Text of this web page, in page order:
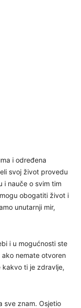
i određena
svoj život provedu
i nauče o svim tim
obogatiti život i
unutarnji mir,
i u mogućnosti ste
nemate otvoren
kakvo ti je zdravlje,
sve znam. Osjetio